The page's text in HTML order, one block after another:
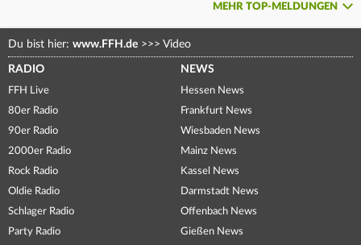
MEHR TOP-MELDUNGEN
Du bist hier: www.FFH.de >>> Video
RADIO
FFH Live
80er Radio
90er Radio
2000er Radio
Rock Radio
Oldie Radio
Schlager Radio
Party Radio
NEWS
Hessen News
Frankfurt News
Wiesbaden News
Mainz News
Kassel News
Darmstadt News
Offenbach News
Gießen News